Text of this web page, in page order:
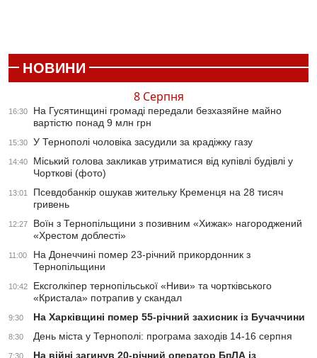
НОВИНИ
8 Серпня
16:30
На Гусятинщині громаді передали безхазяйне майно
вартістю понад 9 млн грн
15:30 У Тернополі чоловіка засудили за крадіжку газу
14:40
Міський голова закликав утриматися від купівлі будівлі у
Чорткові (фото)
13:01
Псевдобанкір ошукав жительку Кременця на 28 тисяч
гривень
12:27
Воїн з Тернопільщини з позивним «Хижак» нагороджений
«Хрестом доблесті»
11:00
На Донеччині помер 23-річний прикордонник з
Тернопільщини
10:42
Ексголкіпер тернопільської «Ниви» та чортківського
«Кристала» потрапив у скандал
9:30 На Харківщині помер 55-річний захисник із Бучаччини
8:30 День міста у Тернополі: програма заходів 14-16 серпня
7:30 На війні загинув 20-річний оператор БпЛА із